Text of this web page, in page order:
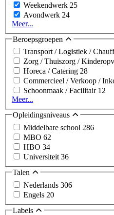
Weekendwerk 25
Avondwerk 24
Meer...
Beroepsgroepen
Transport / Logistiek /
Zorg / Thuiszorg /
Horeca / Catering 28
Commercieel / Verkoop /
Schoonmaak / Facilitair 12
Meer...
Opleidingsniveaus
Middelbare school 286
MBO 62
HBO 34
Universiteit 36
Talen
Nederlands 306
Engels 20
Labels